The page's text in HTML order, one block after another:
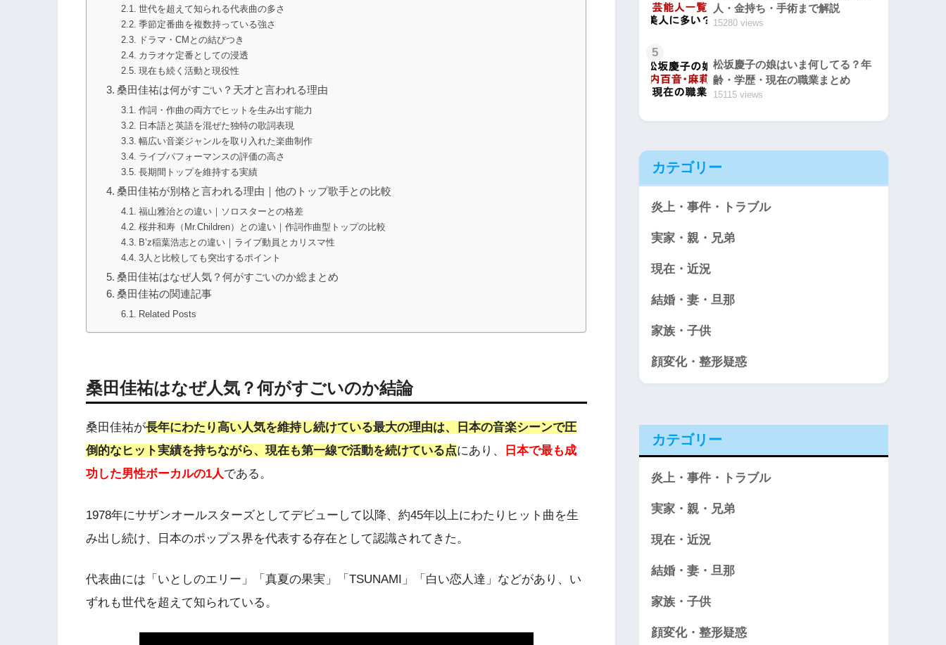
世代を超えて知られる代表曲の多さ
季節定番曲を複数持っている強さ
ドラマ・CMとの結びつき
カラオケ定番としての浸透
現在も続く活動と現役性
桑田佳祐は何がすごい？天才と言われる理由
作詞・作曲の両方でヒットを生み出す能力
日本語と英語を混ぜた独特の歌詞表現
幅広い音楽ジャンルを取り入れた楽曲制作
ライブパフォーマンスの評価の高さ
長期間トップを維持する実績
桑田佳祐が別格と言われる理由｜他のトップ歌手との比較
福山雅治との違い｜ソロスターとの格差
桜井和寿（Mr.Children）との違い｜作詞作曲型トップの比較
B’z稲葉浩志との違い｜ライブ動員とカリスマ性
3人と比較しても突出するポイント
桑田佳祐はなぜ人気？何がすごいのか総まとめ
桑田佳祐の関連記事
Related Posts
桑田佳祐はなぜ人気？何がすごいのか結論
桑田佳祐が長年にわたり高い人気を維持し続けている最大の理由は、日本の音楽シーンで圧
倒的なヒット実績を持ちながら、現在も第一線で活動を続けている点にあり、
日本で最も成
功した男性ボーカルの1人である。
1978年にサザンオールスターズとしてデビューして以降、約45年以上にわたりヒット曲を生
み出し続け、日本のポップス界を代表する存在として認識されてきた。
代表曲には「いとしのエリー」「真夏の果実」「TSUNAMI」「白い恋人達」などがあり、い
ずれも世代を超えて知られている。
人・金持ち・手術まで解説
15280 views
5
松坂慶子の娘はいま何してる？年
齢・学歴・現在の職業まとめ
15115 views
カテゴリー
炎上・事件・トラブル
実家・親・兄弟
現在・近況
結婚・妻・旦那
家族・子供
顔変化・整形疑惑
カテゴリー
炎上・事件・トラブル
実家・親・兄弟
現在・近況
結婚・妻・旦那
家族・子供
顔変化・整形疑惑